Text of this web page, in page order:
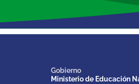
Gobierno
Ministerio de Educación